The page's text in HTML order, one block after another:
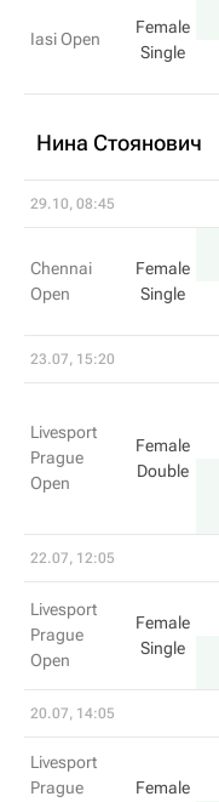
Iasi Open
Female
Single
Нина Стоянович
29.10, 08:45
Chennai
Open
Female
Single
23.07, 15:20
Livesport
Prague
Open
Female
Double
22.07, 12:05
Livesport
Prague
Open
Female
Single
20.07, 14:05
Livesport
Prague
Female